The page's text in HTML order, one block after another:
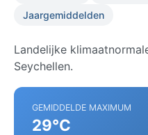
Jaargemiddelden
Landelijke
Seychellen.
GEMIDDELDE MAXIMUM
29°C